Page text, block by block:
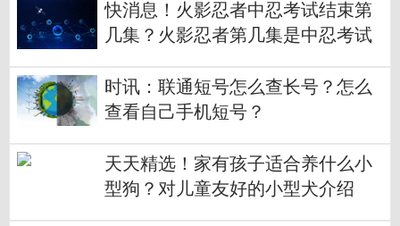
快消息！火影忍者中忍考试结束第
几集？火影忍者第几集是中忍考试
时讯：联通短号怎么查长号？怎么
查看自己手机短号？
天天精选！家有孩子适合养什么小
型狗？对儿童友好的小型犬介绍